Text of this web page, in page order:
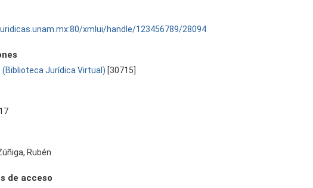
xmlui/handle/123456789/28094
(Biblioteca Jurídica Virtual) [30715]
Rubén
de acceso